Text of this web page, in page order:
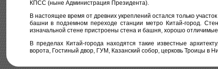
КПСС (ныне Администрация Президента).
В настоящее время от древних укреплений остался только
башни в подземном переходе станции метро Китай-город.
изначальной стене пристроены стена и башня, хорошо
В пределах Китай-города находятся такие известные
ворота, Гостиный двор, ГУМ, Казанский собор, церковь Троицы в